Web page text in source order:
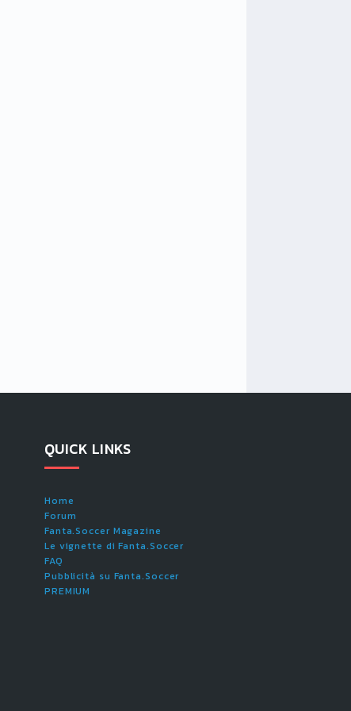
QUICK LINKS
Home
Forum
Fanta.Soccer Magazine
Le vignette di Fanta.Soccer
FAQ
Pubblicità su Fanta.Soccer
PREMIUM